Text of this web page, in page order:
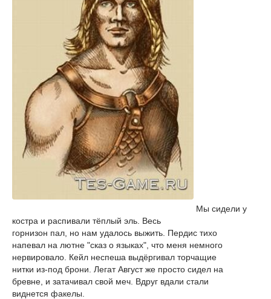
Мы сидели у
костра и распивали тёплый эль. Весь
горнизон пал, но нам удалось выжить. Пердис тихо
напевал на лютне "сказ о языках", что меня немного
нервировало. Кейл неспеша выдёргивал торчащие
нитки из-под брони. Легат Август же просто сидел на
бревне, и затачивал свой меч. Вдруг вдали стали
виднется факелы.